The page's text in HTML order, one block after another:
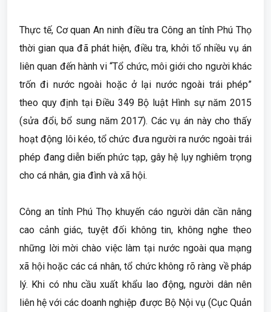
Thực tế, Cơ quan An ninh điều tra Công an tỉnh Phú Thọ
thời gian qua đã phát hiện, điều tra, khởi tố nhiều vụ án
liên quan đến hành vi “Tổ chức, môi giới cho người khác
trốn đi nước ngoài hoặc ở lại nước ngoài trái phép”
theo quy định tại Điều 349 Bộ luật Hình sự năm 2015
(sửa đổi, bổ sung năm 2017). Các vụ án này cho thấy
hoạt động lôi kéo, tổ chức đưa người ra nước ngoài trái
phép đang diễn biến phức tạp, gây hệ lụy nghiêm trọng
cho cá nhân, gia đình và xã hội.
Công an tỉnh Phú Thọ khuyến cáo người dân cần nâng
cao cảnh giác, tuyệt đối không tin, không nghe theo
những lời mời chào việc làm tại nước ngoài qua mạng
xã hội hoặc các cá nhân, tổ chức không rõ ràng về pháp
lý. Khi có nhu cầu xuất khẩu lao động, người dân nên
liên hệ với các doanh nghiệp được Bộ Nội vụ (Cục Quản